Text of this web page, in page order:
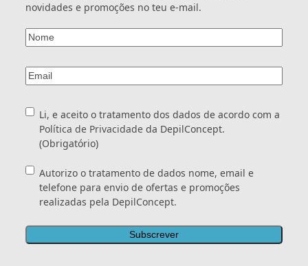
novidades e promoções no teu e-mail.
Nome(Obrigatório)
Email(Obrigatório)
Consentimento(Obrigatório)
Li, e aceito o tratamento dos dados de acordo com a
Política de Privacidade da DepilConcept.
(Obrigatório)
Consentimento
Autorizo o tratamento de dados nome, email e
telefone para envio de ofertas e promoções
realizadas pela DepilConcept.